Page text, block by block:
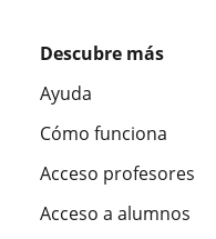
Descubre más
Ayuda
Cómo funciona
Acceso profesores
Acceso a alumnos